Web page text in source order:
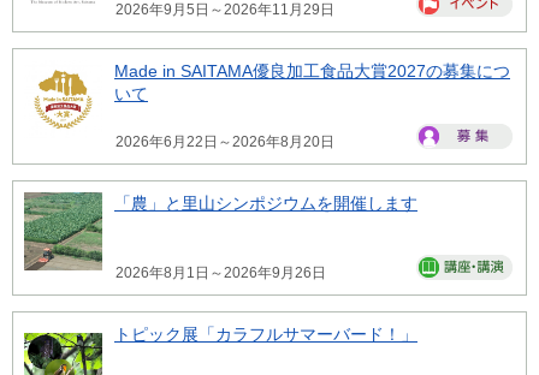
2026年9月5日～2026年11月29日
Made in SAITAMA優良加工食品大賞2027の募集につ
いて
2026年6月22日～2026年8月20日
「農」と里山シンポジウムを開催します
2026年8月1日～2026年9月26日
トピック展「カラフルサマーバード！」